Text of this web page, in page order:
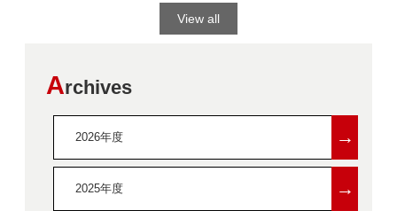
View all
Archives
2026年度 →
2025年度 →